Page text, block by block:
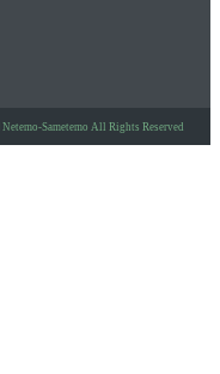
Netemo-Sametemo All Rights Reserved